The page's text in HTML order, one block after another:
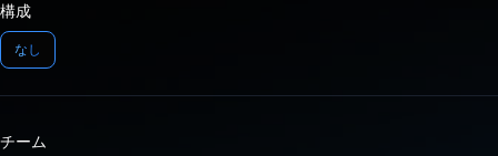
構成
なし
チーム